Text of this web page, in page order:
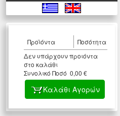
Προϊόντα
Ποσότητα
Δεν υπάρχουν προιόντα
στο καλάθι
Συνολικό Ποσό 0,00 €
Καλάθι Αγορών